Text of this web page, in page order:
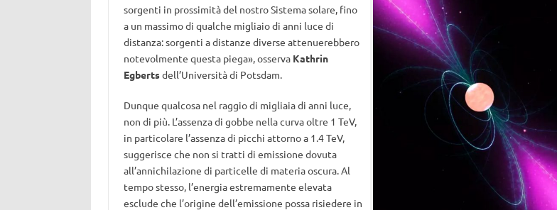
sorgenti in prossimità del nostro Sistema solare, fino
a un massimo di qualche migliaio di anni luce di
distanza: sorgenti a distanze diverse attenuerebbero
notevolmente questa piega», osserva Kathrin
Egbertsdell’Università di Potsdam.
Dunque qualcosa nel raggio di migliaia di anni luce,
non di più. L’assenza di gobbe nella curva oltre 1 TeV,
in particolare l’assenza di picchi attorno a 1.4 TeV,
suggerisce che non si tratti di emissione dovuta
all’annichilazione di particelle di materia oscura. Al
tempo stesso, l’energia estremamente elevata
esclude che l’origine dell’emissione possa risiedere in